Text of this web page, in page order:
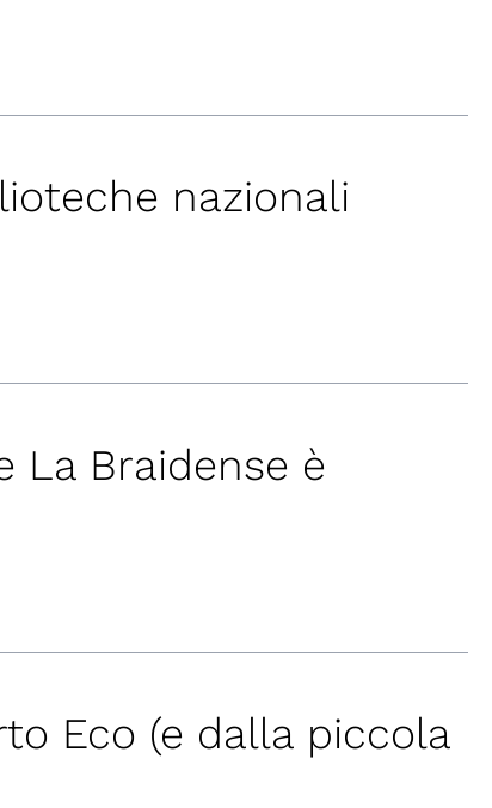
nazionali
La Braidense è
Eco (e dalla piccola